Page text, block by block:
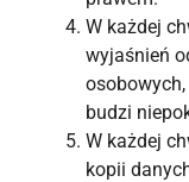
W każdej
wyjaśnień
budzi
W każdej
kopii